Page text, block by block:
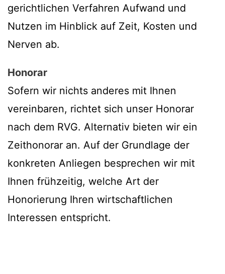
gerichtlichen Verfahren Aufwand und
Nutzen im Hinblick auf Zeit, Kosten und
Nerven ab.
Honorar
Sofern wir nichts anderes mit Ihnen
vereinbaren, richtet sich unser Honorar
nach dem RVG. Alternativ bieten wir ein
Zeithonorar an. Auf der Grundlage der
konkreten Anliegen besprechen wir mit
Ihnen frühzeitig, welche Art der
Honorierung Ihren wirtschaftlichen
Interessen entspricht.